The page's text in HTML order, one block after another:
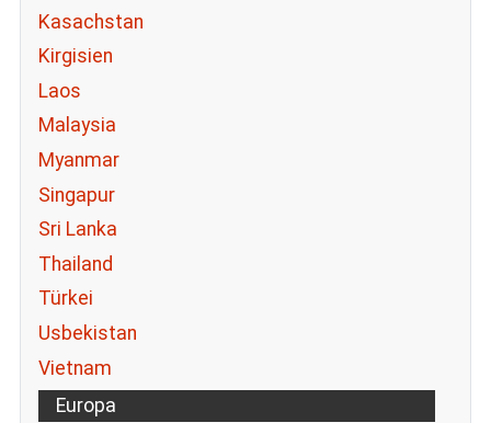
Kasachstan
Kirgisien
Laos
Malaysia
Myanmar
Singapur
Sri Lanka
Thailand
Türkei
Usbekistan
Vietnam
Europa